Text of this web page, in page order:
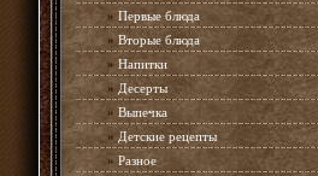
» Первые блюда
» Вторые блюда
» Напитки
»Десерты
» Выпечка
» Детские рецепты
» Разное